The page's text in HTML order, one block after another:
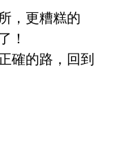
，更糟糕的
！
確的路，回到